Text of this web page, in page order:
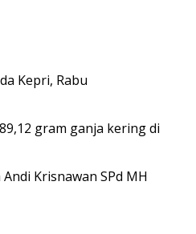
Kepri, Rabu
gram ganja kering di
Krisnawan SPd MH